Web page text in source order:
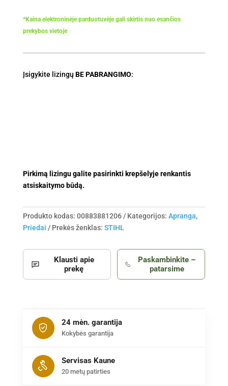
*Kaina elektroninėje parduotuvėje gali skirtis nuo esančios
prekybos vietoje
Įsigykite lizingų BE PABRANGIMO:
Pirkimą lizingu galite pasirinkti krepšelyje renkantis
atsiskaitymo būdą.
Produkto kodas: 00883881206 Kategorijos: Apranga,
Priedai
Prekės ženklas: STIHL
Klausti apie
prekę
Paskambinkite –
patarsime
24 mėn. garantija
Kokybės garantija
Servisas Kaune
20 metų patirties